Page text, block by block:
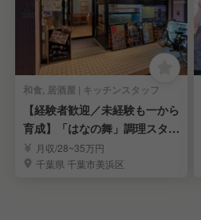
和食, 居酒屋 | キッチンスタッフ
【経験者歓迎／未経験も一から
育成】「はなの舞」調理スタッ
フ 月収/28~35万円
千葉県 千葉市美浜区